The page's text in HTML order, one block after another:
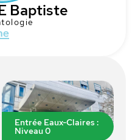
Baptiste
Entrée Eaux-Claires :
Niveau 0